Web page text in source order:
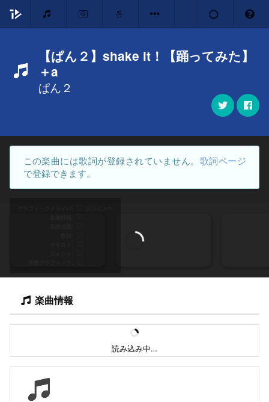
【ぱん２】shake it！【踊ってみた】
＋a
ぱん２
この楽曲には歌詞が登録されていません。 歌詞ページ
で登録できます。
楽曲情報
読み込み中…